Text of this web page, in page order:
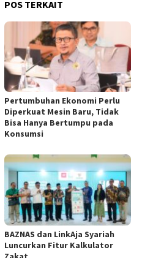
POS TERKAIT
Pertumbuhan Ekonomi Perlu
Diperkuat Mesin Baru, Tidak
Bisa Hanya Bertumpu pada
Konsumsi
BAZNAS dan LinkAja Syariah
Luncurkan Fitur Kalkulator